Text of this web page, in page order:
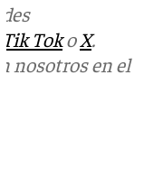
Tik TokoX.
nosotros en el